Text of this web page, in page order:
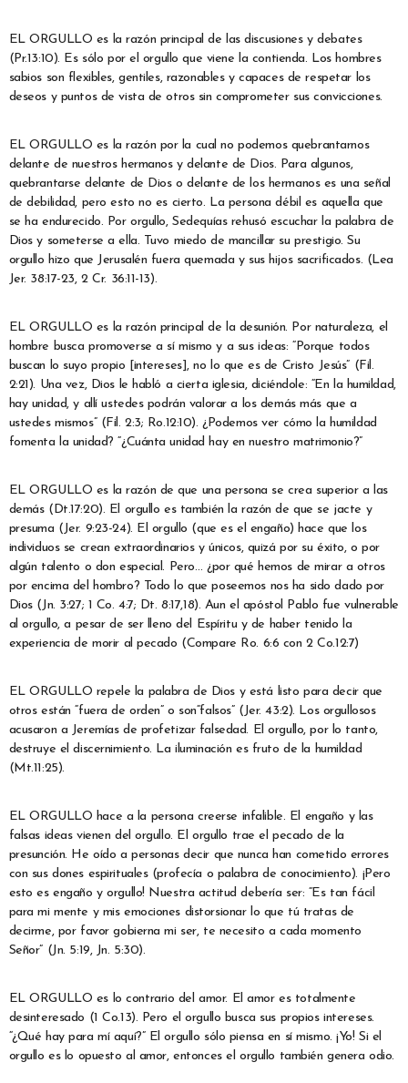
EL ORGULLO es la razón principal de las discusiones y debates
(Pr.13:10). Es sólo por el orgullo que viene la contienda. Los hombres
sabios son flexibles, gentiles, razonables y capaces de respetar los
deseos y puntos de vista de otros sin comprometer sus convicciones.
EL ORGULLO es la razón por la cual no podemos quebrantarnos
delante de nuestros hermanos y delante de Dios. Para algunos,
quebrantarse delante de Dios o delante de los hermanos es una señal
de debilidad, pero esto no es cierto. La persona débil es aquella que
se ha endurecido. Por orgullo, Sedequías rehusó escuchar la palabra de
Dios y someterse a ella. Tuvo miedo de mancillar su prestigio. Su
orgullo hizo que Jerusalén fuera quemada y sus hijos sacrificados. (Lea
Jer. 38:17-23, 2 Cr. 36:11-13).
EL ORGULLO es la razón principal de la desunión. Por naturaleza, el
hombre busca promoverse a sí mismo y a sus ideas: “Porque todos
buscan lo suyo propio [intereses], no lo que es de Cristo Jesús” (Fil.
2:21). Una vez, Dios le habló a cierta iglesia, diciéndole: “En la humildad,
hay unidad, y allí ustedes podrán valorar a los demás más que a
ustedes mismos” (Fil. 2:3; Ro.12:10). ¿Podemos ver cómo la humildad
fomenta la unidad? “¿Cuánta unidad hay en nuestro matrimonio?”
EL ORGULLO es la razón de que una persona se crea superior a las
demás (Dt.17:20). El orgullo es también la razón de que se jacte y
presuma (Jer. 9:23-24). El orgullo (que es el engaño) hace que los
individuos se crean extraordinarios y únicos, quizá por su éxito, o por
algún talento o don especial. Pero… ¿por qué hemos de mirar a otros
por encima del hombro? Todo lo que poseemos nos ha sido dado por
Dios (Jn. 3:27; 1 Co. 4:7; Dt. 8:17,18). Aun el apóstol Pablo fue vulnerable
al orgullo, a pesar de ser lleno del Espíritu y de haber tenido la
experiencia de morir al pecado (Compare Ro. 6:6 con 2 Co.12:7)
EL ORGULLO repele la palabra de Dios y está listo para decir que
otros están “fuera de orden” o son“falsos” (Jer. 43:2). Los orgullosos
acusaron a Jeremías de profetizar falsedad. El orgullo, por lo tanto,
destruye el discernimiento. La iluminación es fruto de la humildad
(Mt.11:25).
EL ORGULLO hace a la persona creerse infalible. El engaño y las
falsas ideas vienen del orgullo. El orgullo trae el pecado de la
presunción. He oído a personas decir que nunca han cometido errores
con sus dones espirituales (profecía o palabra de conocimiento). ¡Pero
esto es engaño y orgullo! Nuestra actitud debería ser: “Es tan fácil
para mi mente y mis emociones distorsionar lo que tú tratas de
decirme, por favor gobierna mi ser, te necesito a cada momento
Señor” (Jn. 5:19, Jn. 5:30).
EL ORGULLO es lo contrario del amor. El amor es totalmente
desinteresado (1 Co.13). Pero el orgullo busca sus propios intereses.
“¿Qué hay para mí aquí?” El orgullo sólo piensa en sí mismo. ¡Yo! Si el
orgullo es lo opuesto al amor, entonces el orgullo también genera odio.